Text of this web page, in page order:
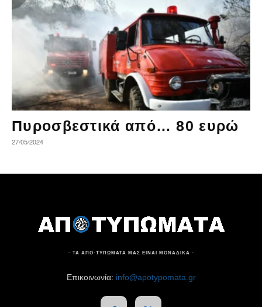
Πυροσβεστικά από… 80 ευρώ
27/05/2024
- ΤΑ ΑΠΟ-ΤΥΠΩΜΑΤΑ ΜΑΣ ΕΙΝΑΙ ΜΟΝΑΔΙΚΑ -
Επικοινωνία: info@apotypomata.gr